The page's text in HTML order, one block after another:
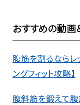
おすすめの動画
腹筋を割るならレ
ングフィット攻略】
腹斜筋を鍛えて腹